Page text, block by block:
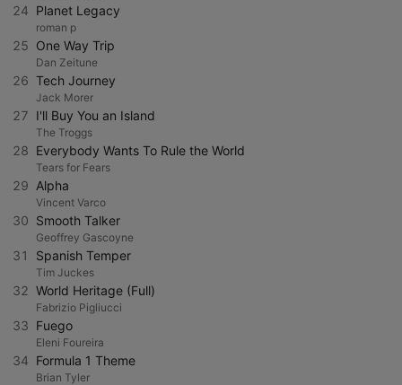
24 Planet Legacy
roman p
25 One Way Trip
Dan Zeitune
26 Tech Journey
Jack Morer
27 I'll Buy You an Island
The Troggs
28 Everybody Wants To Rule the World
Tears for Fears
29 Alpha
Vincent Varco
30 Smooth Talker
Geoffrey Gascoyne
31 Spanish Temper
Tim Juckes
32 World Heritage (Full)
Fabrizio Pigliucci
33 Fuego
Eleni Foureira
34 Formula 1 Theme
Brian Tyler